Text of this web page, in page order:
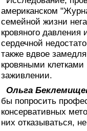
американском
семейной жизни
кровяного давления
сердечной
также вдвое
кровяными
заживлении.
Ольга
бы попросить
консервативных
них отказываться,